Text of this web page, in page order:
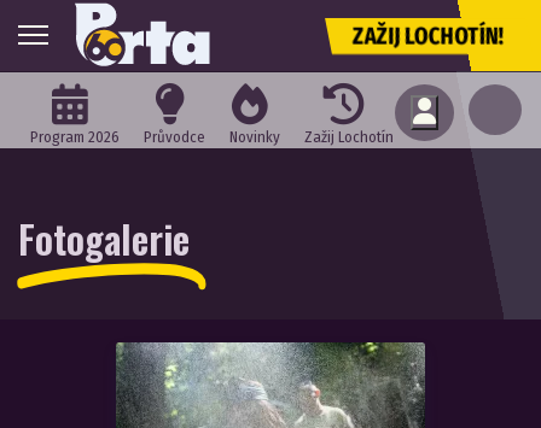
ZAŽIJ LOCHOTÍN!
Program 2026 Průvodce Novinky Zažij Lochotín
Fotogalerie